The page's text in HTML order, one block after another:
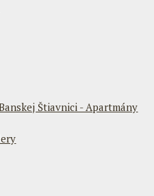
Štiavnici - Apartmány